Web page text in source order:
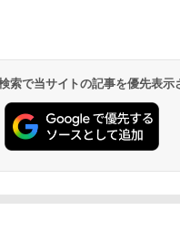
索で当サイトの記事を優先表示